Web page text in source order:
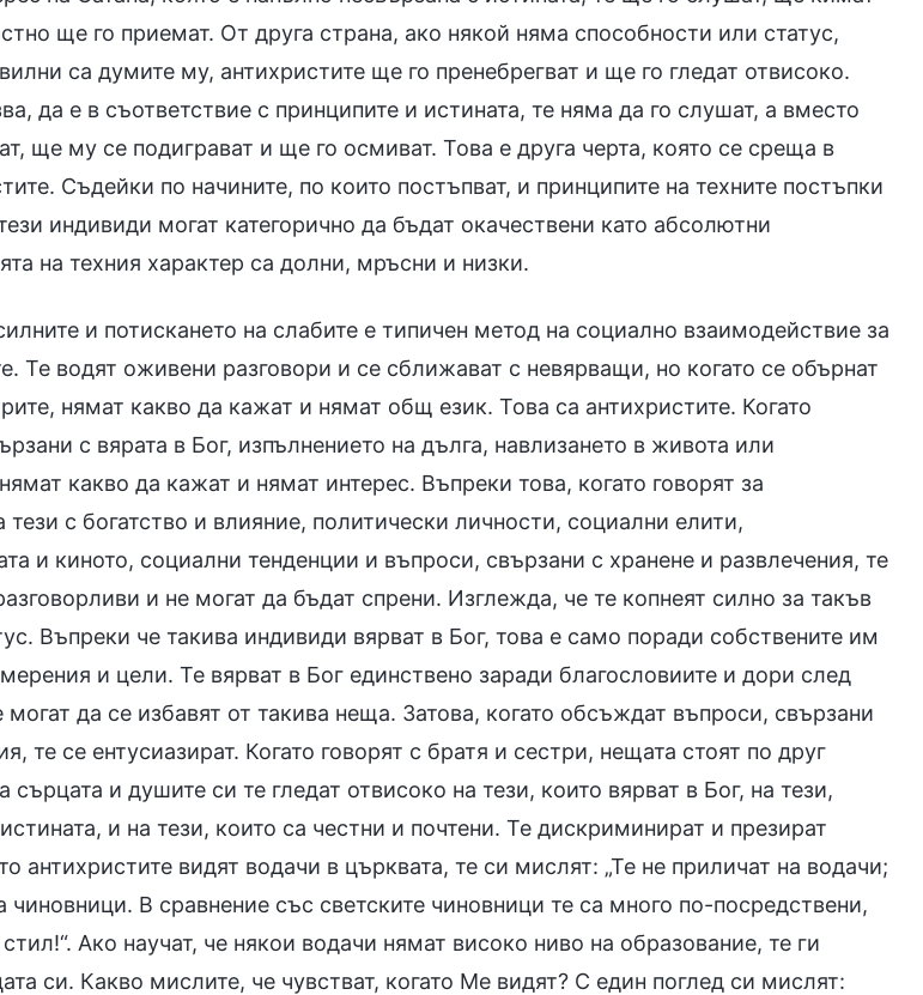
ще го приемат. От друга страна, ако някой няма способности или статус,
са думите му, антихристите ще го пренебрегват и ще го гледат отвисоко.
да е в съответствие с принципите и истината, те няма да го слушат, а вместо
ще му се подиграват и ще го осмиват. Това е друга черта, която се среща в
Съдейки по начините, по които постъпват, и принципите на техните постъпки
индивиди могат категорично да бъдат окачествени като абсолютни
на техния характер са долни, мръсни и низки.
и потискането на слабите е типичен метод на социално взаимодействие за
Те водят оживени разговори и се сближават с невярващи, но когато се обърнат
нямат какво да кажат и нямат общ език. Това са антихристите. Когато
с вярата в Бог, изпълнението на дълга, навлизането в живота или
какво да кажат и нямат интерес. Въпреки това, когато говорят за
с богатство и влияние, политически личности, социални елити,
и киното, социални тенденции и въпроси, свързани с хранене и развлечения, те
и не могат да бъдат спрени. Изглежда, че те копнеят силно за такъв
Въпреки че такива индивиди вярват в Бог, това е само поради собствените им
и цели. Те вярват в Бог единствено заради благословиите и дори след
могат да се избавят от такива неща. Затова, когато обсъждат въпроси, свързани
те се ентусиазират. Когато говорят с братя и сестри, нещата стоят по друг
сърцата и душите си те гледат отвисоко на тези, които вярват в Бог, на тези,
и на тези, които са честни и почтени. Те дискриминират и презират
антихристите видят водачи в църквата, те си мислят: „Те не приличат на водачи;
В сравнение със светските чиновници те са много по-посредствени,
Ако научат, че някои водачи нямат високо ниво на образование, те ги
си. Какво мислите, че чувстват, когато Ме видят? С един поглед си мислят: